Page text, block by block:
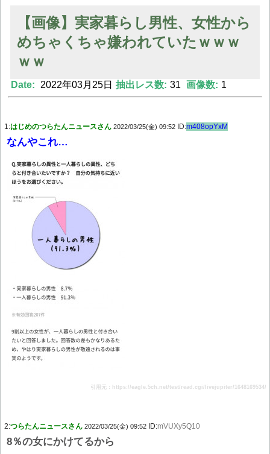
【画像あり】FacebookとかTwitterで拾ったエロ画像貼ってくよ
Powered by livedoor 相互RSS
【画像】実家暮らし男性、女性から
めちゃくちゃ嫌われていたｗｗｗ
ｗｗ
Date: 2022年03月25日 抽出レス数: 31 画像数: 1
1:はじめのつらたんニュースさん 2022/03/25(金) 09:52 ID:m408opYxM
なんやこれ…
引用元：https://eagle.5ch.net/test/read.cgi/livejupiter/1648169534/
2:つらたんニュースさん 2022/03/25(金) 09:52 ID:mVUXy5Q10
8％の女にかけてるから